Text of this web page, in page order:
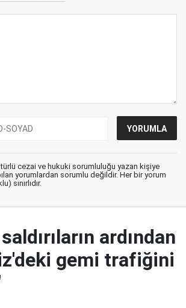
türlü cezai ve hukuki sorumluluğu yazan kişiye
yorumlardan sorumlu değildir. Her bir yorum
sınırlıdır.
ardından
gemi trafiğini